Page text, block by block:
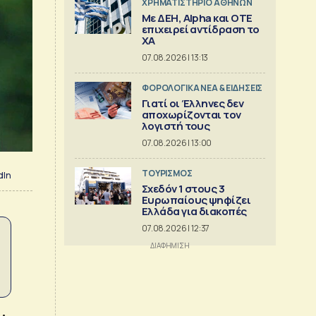
XΡΗΜΑΤΙΣΤΗΡΙΟ ΑΘΗΝΩΝ
Με ΔΕΗ, Alpha και ΟΤΕ
επιχειρεί αντίδραση το
ΧΑ
07.08.2026 | 13:13
ΦΟΡΟΛΟΓΙΚΑ ΝΕΑ & EΙΔΗΣΕΙΣ
Γιατί οι Έλληνες δεν
αποχωρίζονται τον
λογιστή τους
07.08.2026 | 13:00
ΤΟΥΡΙΣΜΟΣ
Σχεδόν 1 στους 3
Ευρωπαίους ψηφίζει
Ελλάδα για διακοπές
07.08.2026 | 12:37